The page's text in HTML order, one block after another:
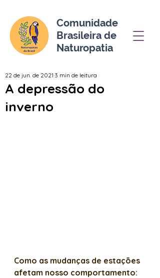
Comunidade
Brasileira de
Naturopatia
A depressão do
inverno
22 de jun. de 2021 3 min de leitura
Como as mudanças de estações
afetam nosso comportamento: